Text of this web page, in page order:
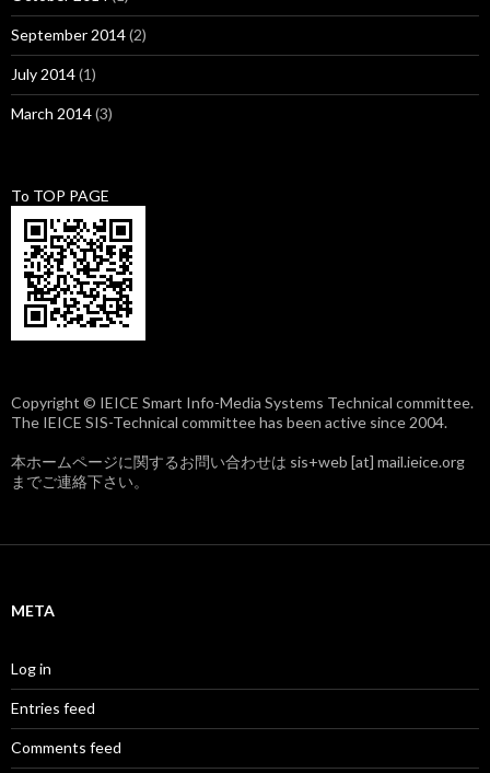
September 2014(2)
July 2014(1)
March 2014(3)
To TOP PAGE
Copyright © IEICE Smart Info-Media Systems Technical committee.
The IEICE SIS-Technical committee has been active since 2004.
本ホームページに関するお問い合わせは sis+web [at] mail.ieice.org
までご連絡下さい。
META
Log in
Entries feed
Comments feed